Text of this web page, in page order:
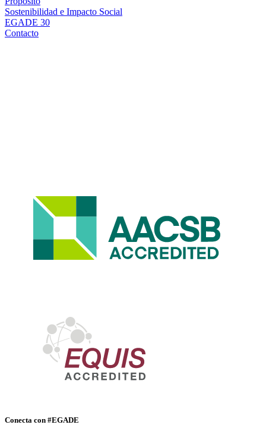
Sostenibilidad e Impacto Social
EGADE 30
Contacto
Conecta con #EGADE